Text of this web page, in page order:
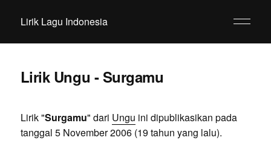
Lirik Lagu Indonesia
Lirik Ungu - Surgamu
Lirik "Surgamu" dari Ungu ini dipublikasikan pada
tanggal 5 November 2006 (19 tahun yang lalu).